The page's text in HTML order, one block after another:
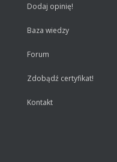
Dodaj opinię!
Baza wiedzy
Forum
Zdobądź certyfikat!
Kontakt